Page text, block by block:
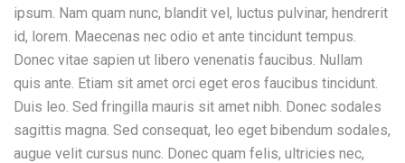
ipsum. Nam quam nunc, blandit vel, luctus pulvinar, hendrerit
id, lorem. Maecenas nec odio et ante tincidunt tempus.
Donec vitae sapien ut libero venenatis faucibus. Nullam
quis ante. Etiam sit amet orci eget eros faucibus tincidunt.
Duis leo. Sed fringilla mauris sit amet nibh. Donec sodales
sagittis magna. Sed consequat, leo eget bibendum sodales,
augue velit cursus nunc. Donec quam felis, ultricies nec,